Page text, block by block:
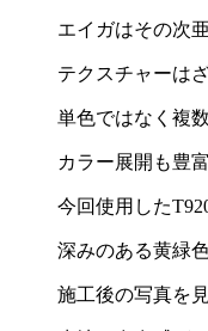
エイガはその次
テクスチャーは
単色ではなく複
カラー展開も豊
今回使用した
深みのある黄緑
施工後の写真を